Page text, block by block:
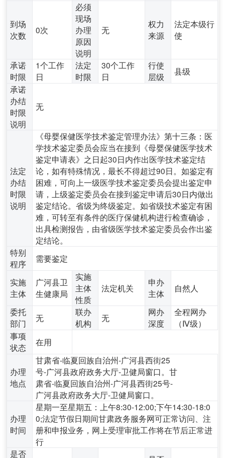
到场
次数
0次
必须
现场
办理
原因
说明
无
权力
来源
法定本级行
使
承诺
时限
1个工作
日
法定
时限
30个工作
日
行使
层级
县级
承诺
办结
时限
说明
无
法定
办结
时限
说明
《母婴保健医学技术鉴定管理办法》第十三条：医
学技术鉴定委员会应当在接到《母婴保健医学技术
鉴定申请表》之日起30日内作出医学技术鉴定结
论，如有特殊情况，最长不得超过90日。如鉴定有
困难，可向上一级医学技术鉴定委员会提出鉴定申
请，上级鉴定委员会在接到鉴定申请后30日内做出
鉴定结论。省级为终级鉴定。如省级技术鉴定有困
难，可转至有条件的医疗保健机构进行检查确诊，
出具检测报告，由省级医学技术鉴定委员会作出鉴
定结论。
特别
程序
需要鉴定
实施
主体
广河县卫
生健康局
实施
主体
性质
法定机关
申办
主体
自然人
委托
部门
无
联办
机构
无
网办
深度
全程网办
（Ⅳ级）
事项
状态
在用
办理
地点
甘肃省-临夏回族自治州-广河县西街25
号-广河县政府政务大厅-卫健局窗口。甘
肃省-临夏回族自治州-广河县西街25号-
广河县政府政务大厅-卫健局窗口。
办理
时间
星期一至星期五：上午8:30-12:00;下午14:30-18:0
0;法定节假日期间甘肃政务服务网可正常访问、注
册和申报业务，网上受理审批工作将在节后正常进
行
是否